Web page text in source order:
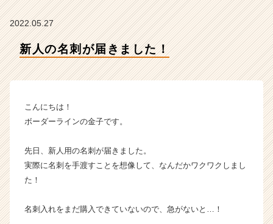
ベ
長
業
か
カ
2022.05.27
新人の名刺が届きました！
こんにちは！
ボーダーラインの金子です。
先日、新人用の名刺が届きました。
実際に名刺を手渡すことを想像して、なんだかワクワクしまし
た！
名刺入れをまだ購入できていないので、急がないと…！